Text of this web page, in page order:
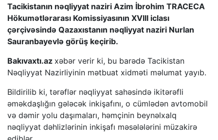
Tacikistanın nəqliyyat naziri Azim İbrohim TRACECA
Hökumətlərarası Komissiyasının XVIII iclası
çərçivəsində Qazaxıstanın nəqliyyat naziri Nurlan
Sauranbayevlə görüş keçirib.
Bakıvaxtı.az xəbər verir ki, bu barədə Tacikistan
Nəqliyyat Nazirliyinin mətbuat xidməti məlumat yayıb.
Bildirilib ki, tərəflər nəqliyyat sahəsində ikitərəfli
əməkdaşlığın gələcək inkişafını, o cümlədən avtomobil
və dəmir yolu daşımaları, həmçinin beynəlxalq
nəqliyyat dəhlizlərinin inkişafı məsələlərini müzakirə